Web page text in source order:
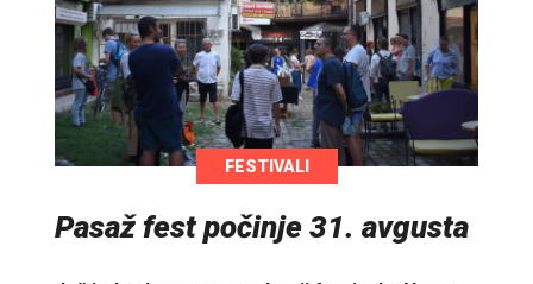
FESTIVALI
Pasaž fest počinje 31. avgusta